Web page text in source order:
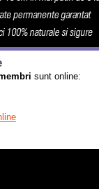
sunt online: